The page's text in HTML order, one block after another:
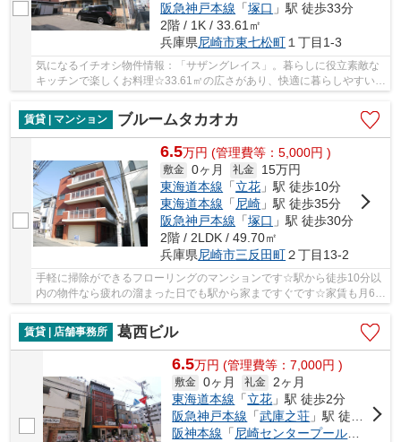
阪急神戸本線 「塚口 」駅 徒歩33分
2階 / 1K / 33.61㎡
兵庫県尼崎市東七松町１丁目1-3
気になるイチオシ物件情報：「サザングレイス」。暮らしに役立素敵な
キッチンで楽しくお料理☆33.61㎡の広さがあり、快適に暮らしやすいで
賃貸 | マンション
ブルームタカオカ
6.5万円 (管理費等：5,000円 )
敷金 0ヶ月 礼金
15万円
東海道本線 「立花 」駅 徒歩10分
東海道本線 「尼崎 」駅 徒歩35分
阪急神戸本線 「塚口 」駅 徒歩30分
2階 / 2LDK / 49.70㎡
兵庫県尼崎市三反田町２丁目13-2
手軽に掃除ができるフローリングのマンションです☆駅から徒歩10分以
内の物件なら疲れの溜まった日でも駅から家まですぐです☆家賃も月6.5
賃貸 | 店舗事務所
葛西ビル
6.5万円 (管理費等：7,000円 )
敷金 0ヶ月 礼金
2ヶ月
東海道本線 「立花 」駅 徒歩2分
阪急神戸本線 「武庫之荘 」駅 徒歩28分
阪神本線 「 尼崎センタープール前